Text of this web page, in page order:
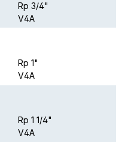
Rp 3/4"
V4A
Rp 1"
V4A
Rp 1 1/4"
V4A